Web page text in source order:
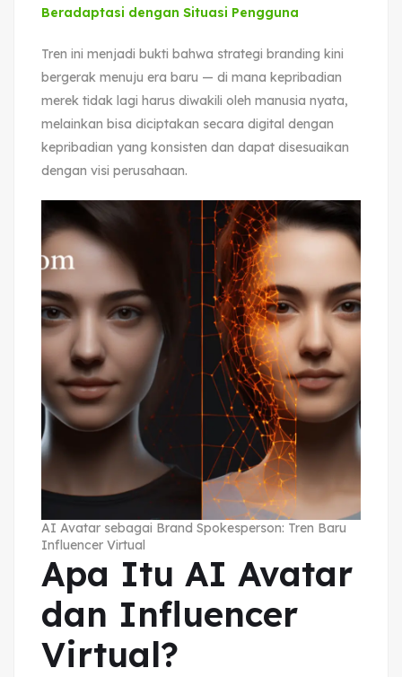
Beradaptasi dengan Situasi Pengguna
Tren ini menjadi bukti bahwa strategi branding kini
bergerak menuju era baru — di mana kepribadian
merek tidak lagi harus diwakili oleh manusia nyata,
melainkan bisa diciptakan secara digital dengan
kepribadian yang konsisten dan dapat disesuaikan
dengan visi perusahaan.
AI Avatar sebagai Brand Spokesperson: Tren Baru
Influencer Virtual
Apa Itu AI Avatar
dan Influencer
Virtual?